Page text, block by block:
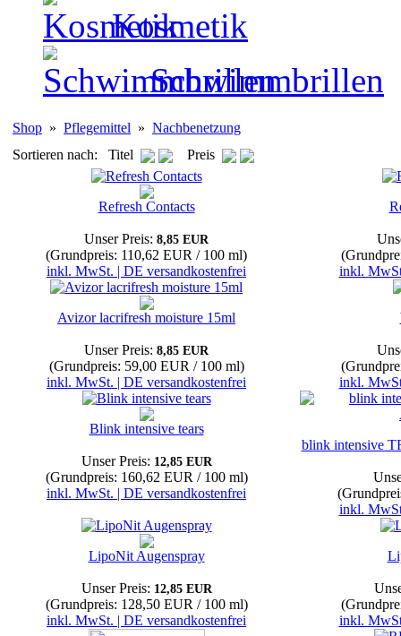
Kosmetik
Schwimmbrillen
Shop » Pflegemittel » Nachbenetzung
Sortieren nach: Titel
Preis
Refresh Contacts
Unser Preis: 8,85 EUR
(Grundpreis: 110,62 EUR / 100 ml)
inkl. MwSt. | DE versandkostenfrei
inkl.
Avizor lacrifresh moisture 15ml
Unser Preis: 8,85 EUR
(Grundpreis: 59,00 EUR / 100 ml)
inkl. MwSt. | DE versandkostenfrei
inkl.
Blink intensive tears
Unser Preis: 12,85 EUR
(Grundpreis: 160,62 EUR / 100 ml)
inkl. MwSt. | DE versandkostenfrei
blink intensive
inkl.
LipoNit Augenspray
Unser Preis: 12,85 EUR
(Grundpreis: 128,50 EUR / 100 ml)
inkl. MwSt. | DE versandkostenfrei
inkl.